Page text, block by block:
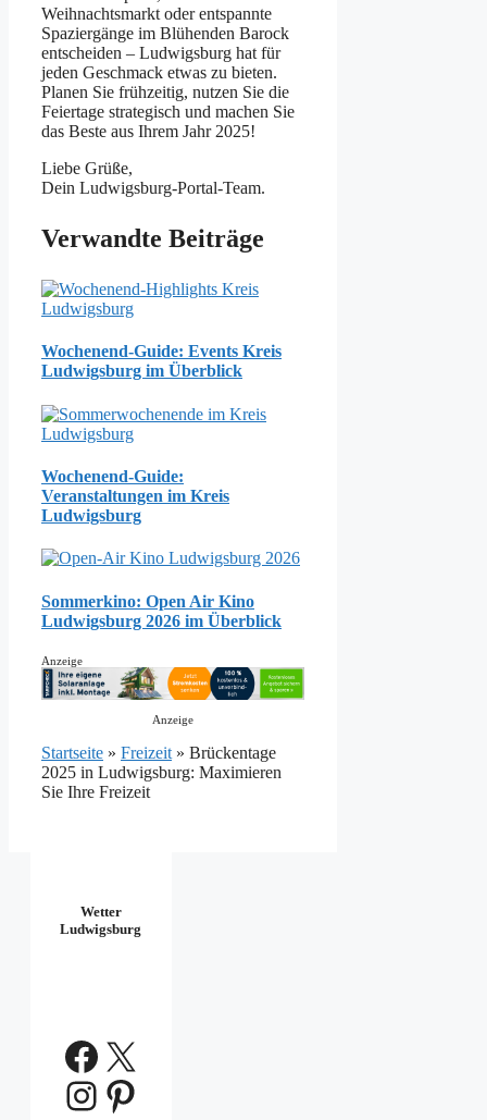
Weihnachtsmarkt oder entspannte
Spaziergänge im Blühenden Barock
entscheiden – Ludwigsburg hat für
jeden Geschmack etwas zu bieten.
Planen Sie frühzeitig, nutzen Sie die
Feiertage strategisch und machen Sie
das Beste aus Ihrem Jahr 2025!
Liebe Grüße,
Dein Ludwigsburg-Portal-Team.
Verwandte Beiträge
Wochenend-Guide: Events Kreis
Ludwigsburg im Überblick
Wochenend-Guide:
Veranstaltungen im Kreis
Ludwigsburg
Sommerkino: Open Air Kino
Ludwigsburg 2026 im Überblick
Anzeige
Anzeige
Startseite » Freizeit » Brückentage
2025 in Ludwigsburg: Maximieren
Sie Ihre Freizeit
Wetter
Ludwigsburg
Facebook
X
Instagram
Pinterest